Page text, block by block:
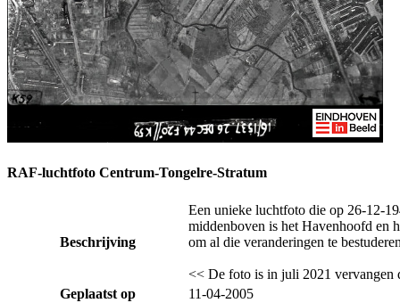
RAF-luchtfoto Centrum-Tongelre-Stratum
Beschrijving
Een unieke luchtfoto die op 26-12-
middenboven is het Havenhoofd en
om al die veranderingen te
<< De foto is in juli 2021 vervangen
Geplaatst op
11-04-2005